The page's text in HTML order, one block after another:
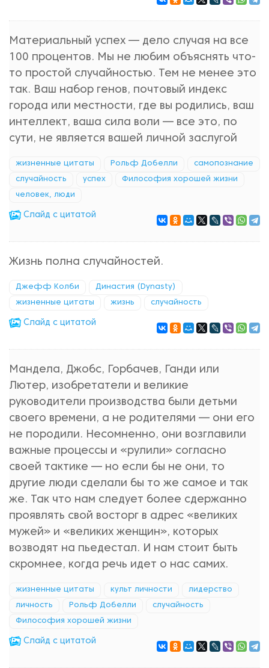
Материальный успех — дело случая на все
100 процентов. Мы не любим объяснять что-
то простой случайностью. Тем не менее это
так. Ваш набор генов, почтовый индекс
города или местности, где вы родились, ваш
интеллект, ваша сила воли — все это, по
сути, не является вашей личной заслугой
жизненные цитаты Рольф Добелли самопознание
случайность успех Философия хорошей жизни
человек, люди
Cлайд с цитатой
Жизнь полна случайностей.
Джефф Колби Династия (Dynasty)
жизненные цитаты жизнь случайность
Cлайд с цитатой
Мандела, Джобс, Горбачев, Ганди или
Лютер, изобретатели и великие
руководители производства были детьми
своего времени, а не родителями — они его
не породили. Несомненно, они возглавили
важные процессы и «рулили» согласно
своей тактике — но если бы не они, то
другие люди сделали бы то же самое и так
же. Так что нам следует более сдержанно
проявлять свой восторг в адрес «великих
мужей» и «великих женщин», которых
возводят на пьедестал. И нам стоит быть
скромнее, когда речь идет о нас самих.
жизненные цитаты культ личности лидерство
личность Рольф Добелли случайность
Философия хорошей жизни
Cлайд с цитатой